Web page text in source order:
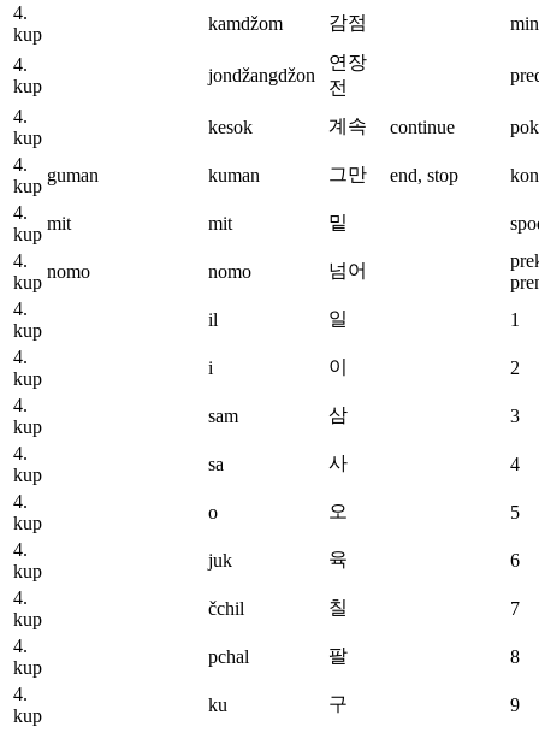
4.
kup
kamdžom 감점
4.
kup
jondžangdžon
연장
전
4.
kup
kesok 계속 continue
4.
kup
guman kuman 그만 end, stop
4.
kup
mit mit 밑
4.
kup
nomo nomo 넘어
4.
kup
il 일
1
4.
kup
i 이
2
4.
kup
sam 삼
3
4.
kup
sa 사
4
4.
kup
o 오
5
4.
kup
juk 육
6
4.
kup
čchil 칠
7
4.
kup
pchal 팔
8
4.
kup
ku 구
9